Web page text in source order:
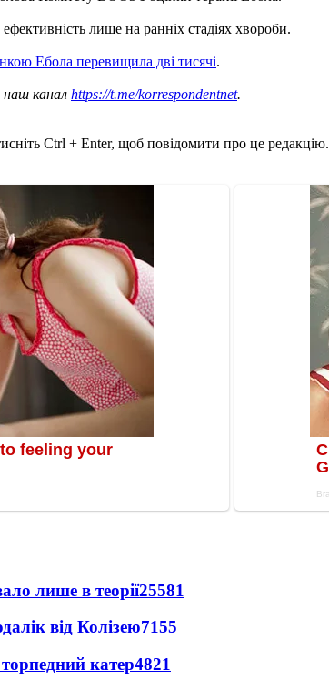
лише на ранніх стадіях хвороби.
Ебола перевищила дві тисячі.
наш канал https://t.me/korrespondentnet.
Ctrl + Enter, щоб повідомити про це редакцію.
лише в теорії25581
від Колізею7155
катер4821